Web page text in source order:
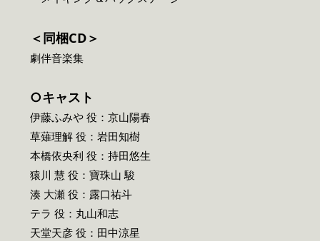
＜同梱CD＞
劇伴音楽集
○キャスト
伊藤ふみや 役：京山陽春
草薙理解 役：岩田知樹
本橋依央利 役：持田悠生
猿川 慧 役：寶珠山 駿
湊 大瀬 役：露口祐斗
テラ 役：丸山和志
天堂天彦 役：田中涼星